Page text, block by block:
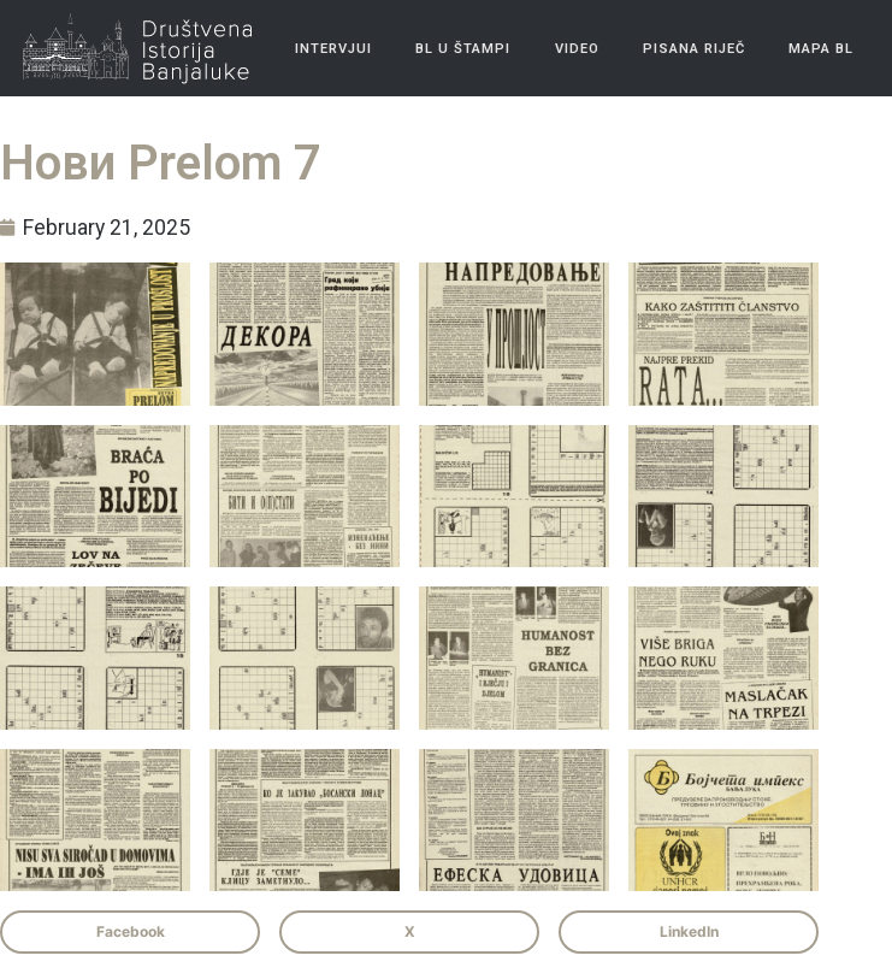
INTERVJUI BL U ŠTAMPI VIDEO PISANA RIJEČ MAPA BL
Нови Prelom 7
February 21, 2025
Facebook X LinkedIn